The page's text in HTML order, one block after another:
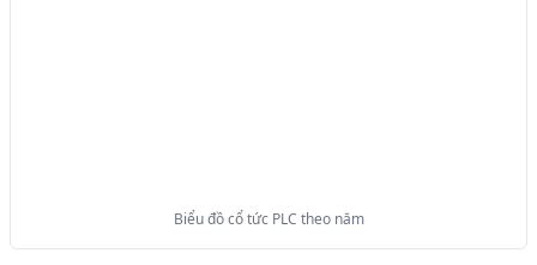
Biểu đồ cổ tức PLC theo năm